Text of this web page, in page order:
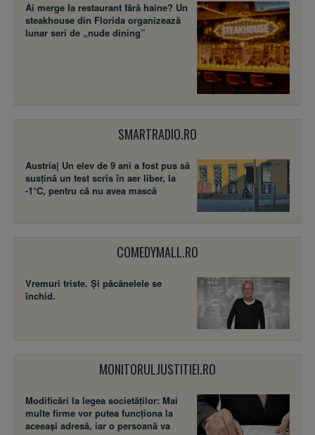
Ai merge la restaurant fără haine? Un
steakhouse din Florida organizează
lunar seri de „nude dining”
SMARTRADIO.RO
Austria| Un elev de 9 ani a fost pus să
susţină un test scris în aer liber, la
-1°C, pentru că nu avea mască
COMEDYMALL.RO
Vremuri triste. Şi păcănelele se
închid.
MONITORULJUSTITIEI.RO
Modificări la legea societăţilor: Mai
multe firme vor putea funcţiona la
aceeaşi adresă, iar o persoană va